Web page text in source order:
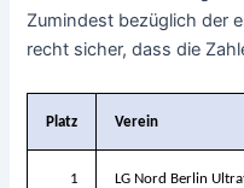
Zumindest bezüglich der
recht sicher, dass die
Platz Verein
1 LG Nord Berlin